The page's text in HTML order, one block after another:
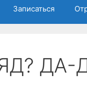
Записаться